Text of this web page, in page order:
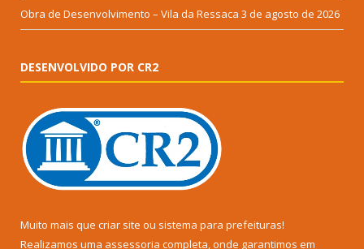
Obra de Desenvolvimento – Vila da Ressaca 3 de agosto de 2026
DESENVOLVIDO POR CR2
Muito mais que criar site ou sistema para prefeituras!
Realizamos uma assessoria completa, onde garantimos em